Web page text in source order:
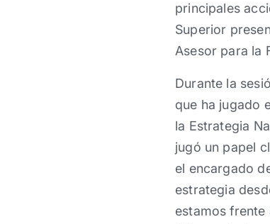
principales
Superior
Asesor para la
Durante la
que ha jugado
la Estrategia
jugó un papel
el encargado
estrategia
estamos frente